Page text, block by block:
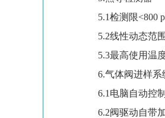
5.1检测限<800
5.2线性动态范
5.3最高使用温
6.气体阀进样系
6.1电脑自动控
6.2阀驱动自带